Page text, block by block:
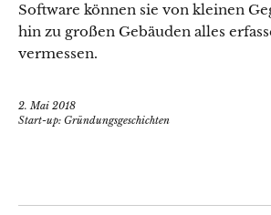
Software können sie von kleinen
hin zu großen Gebäuden alles
vermessen.
2. Mai 2018
Start-up: Gründungsgeschichten